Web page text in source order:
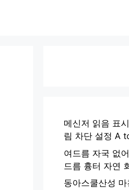
메신저 읽음 표
림 차단 설정 A
여드름 자국 없
드름 흉터 자연
동아스쿨산성